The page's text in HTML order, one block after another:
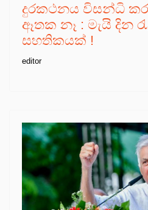
දුරකථනය විසන්ධි
ඈතක නෑ : මැයි දින
සහතිකයක් !
editor